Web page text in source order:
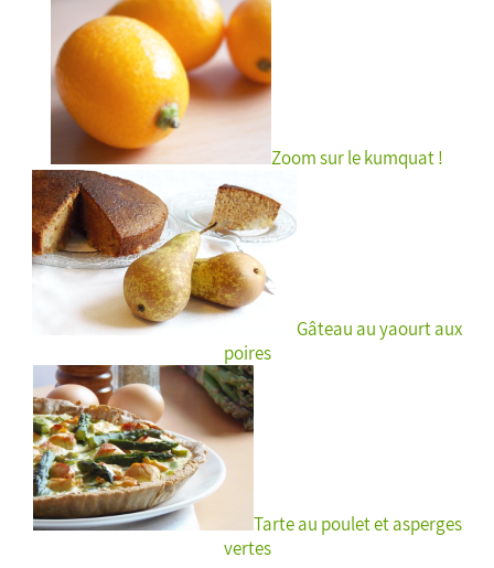
Zoom sur le kumquat !
Gâteau au yaourt aux
poires
Tarte au poulet et asperges
vertes